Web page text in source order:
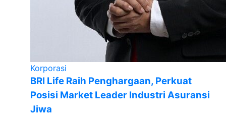
Korporasi
BRI Life Raih Penghargaan, Perkuat
Posisi Market Leader Industri Asuransi
Jiwa